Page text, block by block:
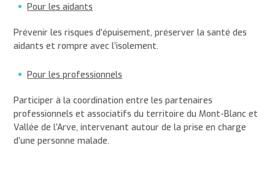
Pour les aidants
Prévenir les risques d’épuisement, préserver la santé des
aidants et rompre avec l’isolement.
Pour les professionnels
Participer à la coordination entre les partenaires
professionnels et associatifs du territoire du Mont-Blanc et
Vallée de l’Arve, intervenant autour de la prise en charge
d’une personne malade.